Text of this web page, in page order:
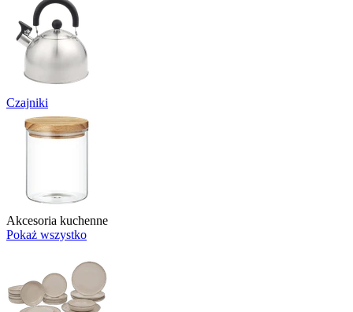
Czajniki
Akcesoria kuchenne
Pokaż wszystko